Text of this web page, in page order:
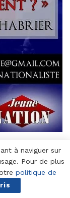
des
à naviguer sur
Pour de plus
politique de